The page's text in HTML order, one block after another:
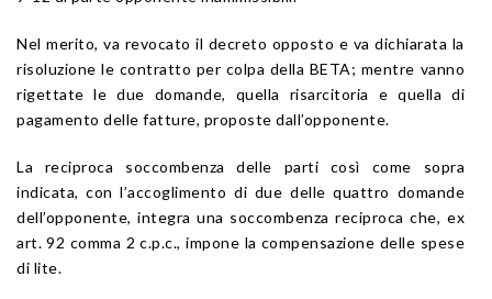
Nel merito, va revocato il decreto opposto e va dichiarata la
risoluzione le contratto per colpa della BETA; mentre vanno
rigettate le due domande, quella risarcitoria e quella di
pagamento delle fatture, proposte dall’opponente.
La reciproca soccombenza delle parti così come sopra
indicata, con l’accoglimento di due delle quattro domande
dell’opponente, integra una soccombenza reciproca che, ex
art. 92 comma 2 c.p.c., impone la compensazione delle spese
di lite.